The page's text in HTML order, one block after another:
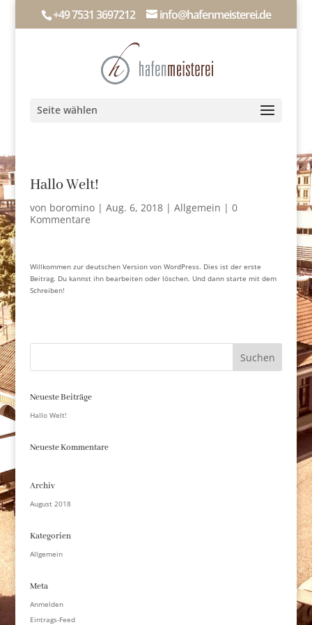
+49 7531 3697212 info@hafenmeisterei.de
Seite wählen
Hallo Welt!
von boromino| Aug. 6, 2018| Allgemein | 0
Kommentare
Willkommen zur deutschen Version von WordPress. Dies ist der erste
Beitrag. Du kannst ihn bearbeiten oder löschen. Und dann starte mit dem
Schreiben!
Neueste Beiträge
Hallo Welt!
Neueste Kommentare
Archiv
August 2018
Kategorien
Allgemein
Meta
Anmelden
Eintrags-Feed